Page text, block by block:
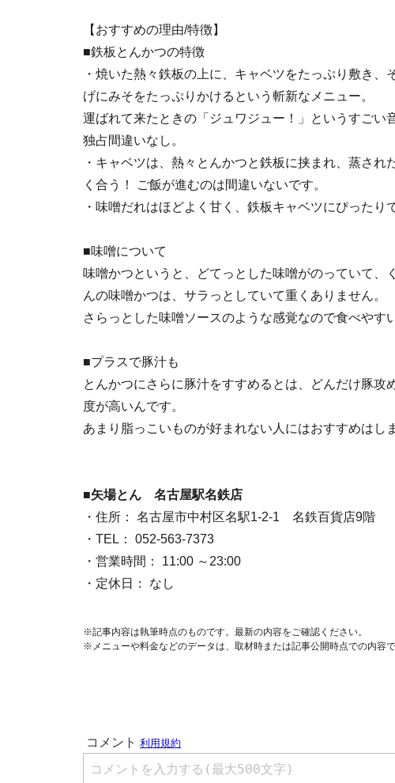
【おすすめの理由/特徴】
■鉄板とんかつの特徴
・焼いた熱々鉄板の上に、キャベツをたっぷり敷き
げにみそをたっぷりかけるという斬新なメニュー。
運ばれて来たときの「ジュワジュー！」というすごい
独占間違いなし。
・キャベツは、熱々とんかつと鉄板に挟まれ、蒸さ
く合う！ ご飯が進むのは間違いないです。
・味噌だれはほどよく甘く、鉄板キャベツにぴったり
■味噌について
味噌かつというと、どてっとした味噌がのっていて、
んの味噌かつは、サラっとしていて重くありません。
さらっとした味噌ソースのような感覚なので食べやす
■プラスで豚汁も
とんかつにさらに豚汁をすすめるとは、どんだけ豚
度が高いんです。
あまり脂っこいものが好まれない人にはおすすめはし
■矢場とん 名古屋駅名鉄店
・住所： 名古屋市中村区名駅1-2-1 名鉄百貨店9階
・TEL： 052-563-7373
・営業時間： 11:00 ～23:00
・定休日： なし
※記事内容は執筆時点のものです。最新の内容をご確認ください。
※メニューや料金などのデータは、取材時または記事公開時点での内容で